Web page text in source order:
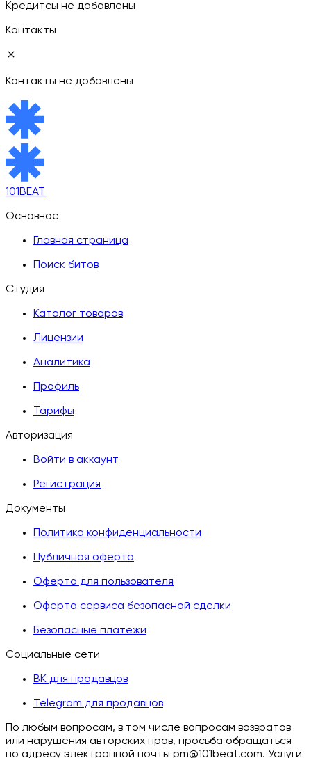
Кредитсы не добавлены
Контакты
Контакты не добавлены
101BEAT
Основное
Главная страница
Поиск битов
Студия
Каталог товаров
Лицензии
Аналитика
Профиль
Тарифы
Авторизация
Войти в аккаунт
Регистрация
Документы
Политика конфиденциальности
Публичная оферта
Оферта для пользователя
Оферта сервиса безопасной сделки
Безопасные платежи
Социальные сети
ВК для продавцов
Telegram для продавцов
По любым вопросам, в том числе вопросам возвратов
или нарушения авторских прав, просьба обращаться
по адресу электронной почты pm@101beat.com. Услуги